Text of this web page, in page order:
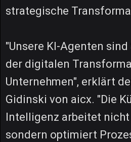
strategische
"Unsere KI-Agenten
der digitalen
Unternehmen", erklärt
Gidinski von aicx. "Die
Intelligenz arbeitet nicht
sondern optimiert